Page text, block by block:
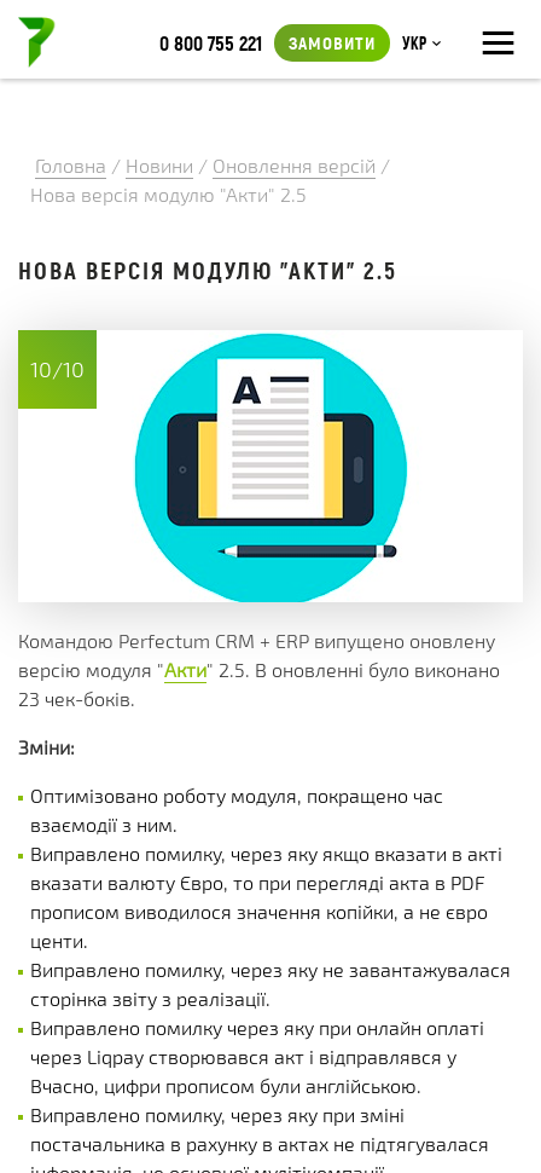
≡
0 800 755 221 ЗАМОВИТИ Укр
Головна / Новини / Оновлення версій /
Нова версія модулю "Акти" 2.5
НОВА ВЕРСІЯ МОДУЛЮ "АКТИ" 2.5
10/10
Командою Perfectum CRM + ERP випущено оновлену
версію модуля "Акти" 2.5. В оновленні було виконано
23 чек-боків.
Зміни:
Оптимізовано роботу модуля, покращено час
взаємодії з ним.
Виправлено помилку, через яку якщо вказати в акті
вказати валюту Євро, то при перегляді акта в PDF
прописом виводилося значення копійки, а не євро
центи.
Виправлено помилку, через яку не завантажувалася
сторінка звіту з реалізації.
Виправлено помилку через яку при онлайн оплаті
через Liqpay створювався акт і відправлявся у
Вчасно, цифри прописом були англійською.
Виправлено помилку, через яку при зміні
постачальника в рахунку в актах не підтягувалася